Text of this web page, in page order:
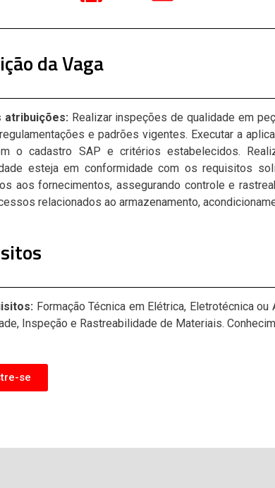
da Vaga
atribuições: Realizar inspeções de qualidade em
e padrões vigentes. Executar a
o cadastro SAP e critérios estabelecidos.
esteja em conformidade com os requisitos
aos fornecimentos, assegurando controle e
relacionados ao armazenamento,
Formação Técnica em Elétrica, Eletrotécnica ou
Inspeção e Rastreabilidade de Materiais.
se